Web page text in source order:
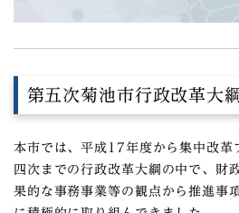
第五次菊池市行政改革大
本市では、平成17年度から集中改革
四次までの行政改革大綱の中で、財
果的な事務事業等の観点から推進事